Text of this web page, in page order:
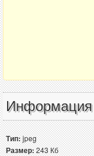
Информация
Тип:jpeg
Размер:243 Кб